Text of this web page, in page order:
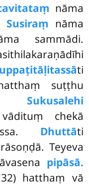
nāma
Susiraṃ nāma
sammādi.
ti
suṭṭhu
Sukusalehi
chekā
Dhuttāti
Teyeva
pipāsā.
hatthaṃ vā